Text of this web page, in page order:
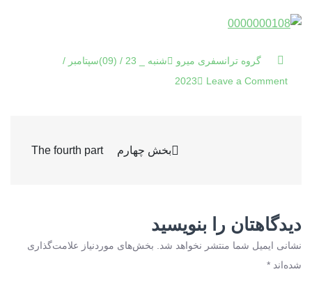
شنبه _ 23 / (09)سپتامبر /
2023
Leave a Comment
بخش چهارم The fourth part
دیدگاهتان را بنویسید
نشانی ایمیل شما منتشر نخواهد شد.
بخش‌های موردنیاز علامت‌گذاری
شده‌اند *